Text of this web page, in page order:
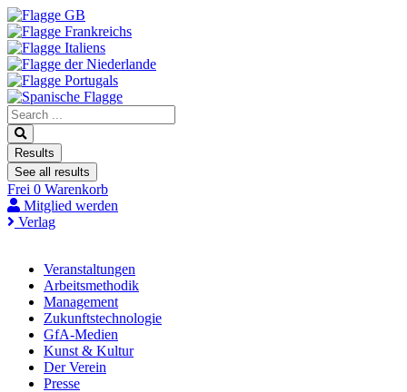
Zum
Inhalt
springen
Search
...
Results
See all results
Frei 0 Warenkorb
Mitglied werden
Verlag
Veranstaltungen
Arbeitsmethodik
Management
Zukunftstechnologie
GfA-Medien
Kunst & Kultur
Der Verein
Presse